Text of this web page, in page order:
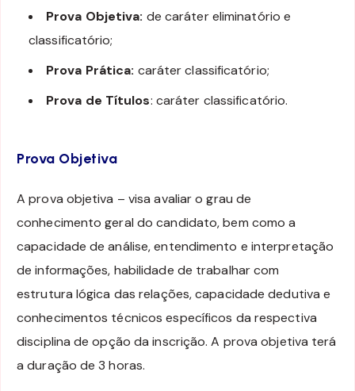
Prova Objetiva: de caráter eliminatório e
classificatório;
Prova Prática: caráter classificatório;
Prova de Títulos: caráter classificatório.
Prova Objetiva
A prova objetiva – visa avaliar o grau de
conhecimento geral do candidato, bem como a
capacidade de análise, entendimento e interpretação
de informações, habilidade de trabalhar com
estrutura lógica das relações, capacidade dedutiva e
conhecimentos técnicos específicos da respectiva
disciplina de opção da inscrição. A prova objetiva terá
a duração de 3 horas.